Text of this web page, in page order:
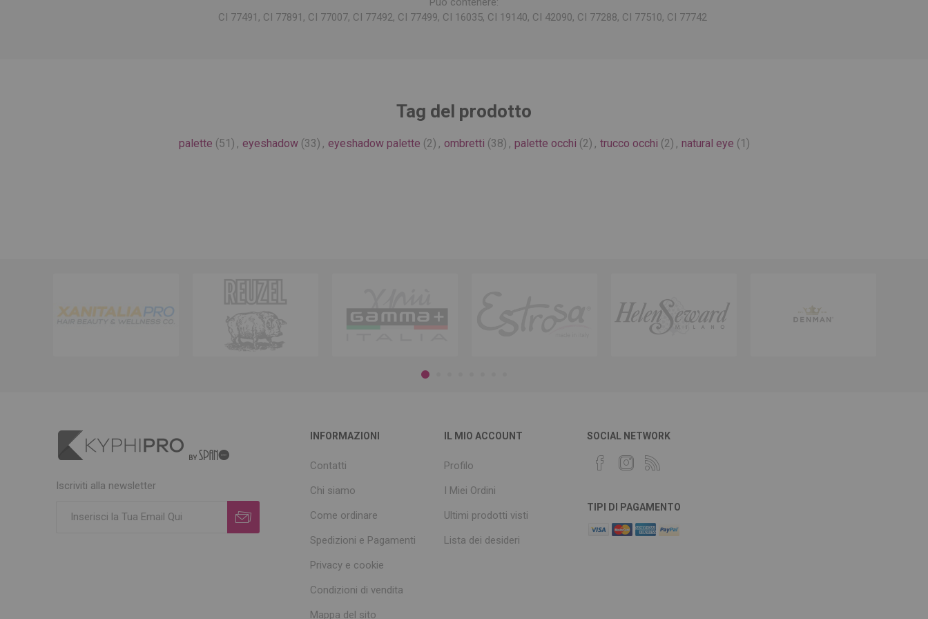
CI 77491, CI 77891, CI 77007, CI 77492, CI 77499, CI 16035, CI 19140, CI 42090, CI 77288, CI 77510, CI 77742
Tag del prodotto
palette (51) , eyeshadow (33) , eyeshadow palette (2) , ombretti (38) , palette occhi (2) , trucco occhi (2) , natural eye (1)
Iscriviti alla newsletter
INFORMAZIONI
Contatti
Chi siamo
Come ordinare
Spedizioni e Pagamenti
Privacy e cookie
Condizioni di vendita
Mappa del sito
IL MIO ACCOUNT
Profilo
I Miei Ordini
Ultimi prodotti visti
Lista dei desideri
SOCIAL NETWORK
TIPI DI PAGAMENTO